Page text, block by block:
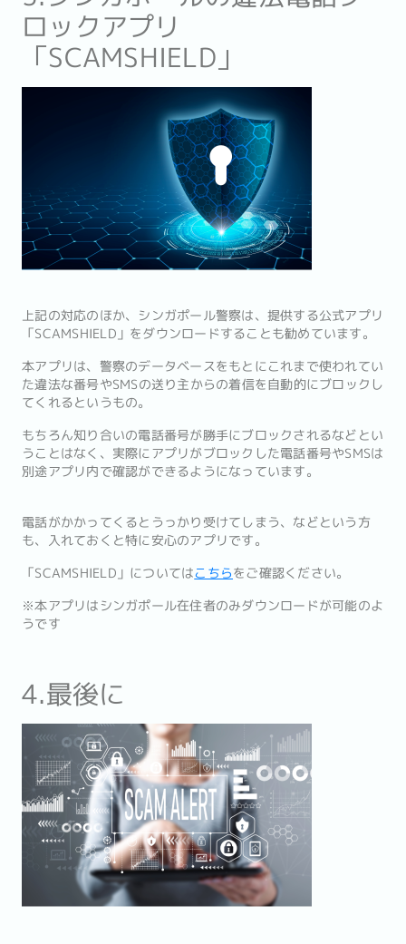
ロックアプリ
「SCAMSHIELD」
上記の対応のほか、シンガポール警察は、提供する公式アプリ
「SCAMSHIELD」をダウンロードすることも勧めています。
本アプリは、警察のデータベースをもとにこれまで使われてい
た違法な番号やSMSの送り主からの着信を自動的にブロックし
てくれるというもの。
もちろん知り合いの電話番号が勝手にブロックされるなどとい
うことはなく、実際にアプリがブロックした電話番号やSMSは
別途アプリ内で確認ができるようになっています。
電話がかかってくるとうっかり受けてしまう、などという方
も、入れておくと特に安心のアプリです。
「SCAMSHIELD」についてはこちらをご確認ください。
※本アプリはシンガポール在住者のみダウンロードが可能のよ
うです
4.最後に